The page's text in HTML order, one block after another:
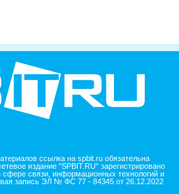
ссылка на spbit.ru обязательна
издание "SPBIT.RU" зарегистрировано
связи, информационных технологий и
запись ЭЛ № ФС 77 - 84345 от 26.12.2022